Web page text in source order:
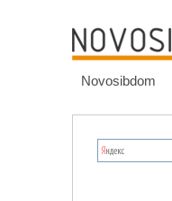
Novosibdom